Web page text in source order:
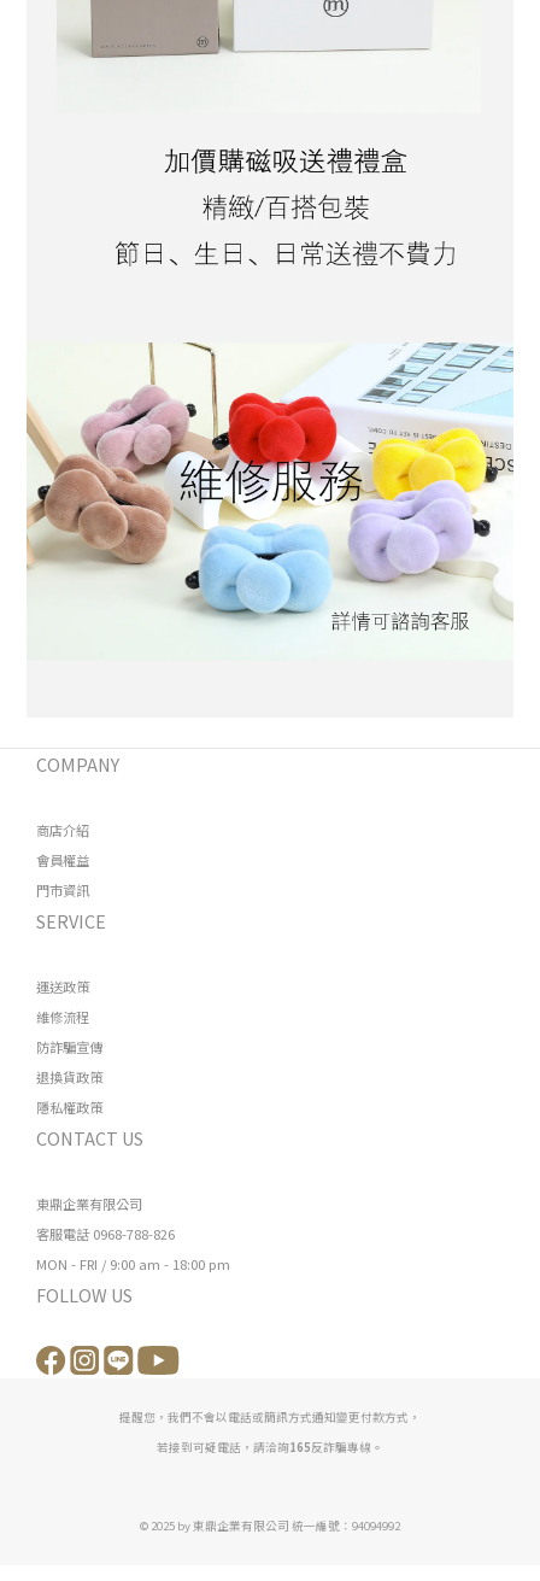
COMPANY
商店介紹
會員權益
門市資訊
SERVICE
運送政策
維修流程
防詐騙宣傳
退換貨政策
隱私權政策
CONTACT US
東鼎企業有限公司
客服電話 0968-788-826
MON - FRI / 9:00 am - 18:00 pm
FOLLOW US
提醒您，我們不會以電話或簡訊方式通知變更付款方式，
若接到可疑電話，請洽詢165反詐騙專線。
© 2025 by 東鼎企業有限公司 統一編號：94094992